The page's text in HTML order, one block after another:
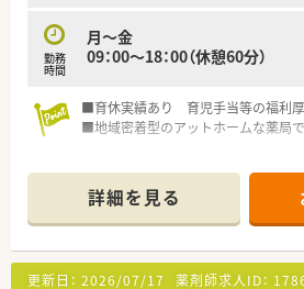
勤務
時間
月～金
09：00～18：00（休憩60分）
■育休実績あり 育児手当等の福利厚
■地域密着型のアットホームな薬局
詳細を見る
更新日： 2026/07/17 薬剤師求人ID：